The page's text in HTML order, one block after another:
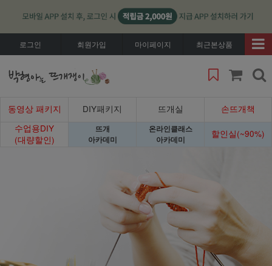
로그인 회원가입 마이페이지 최근본상품
동영상 패키지 DIY패키지 뜨개실
손뜨개책
수업용DIY
(대량할인)
뜨개
아카데미
온라인클래스
아카데미
할인실(~90%)